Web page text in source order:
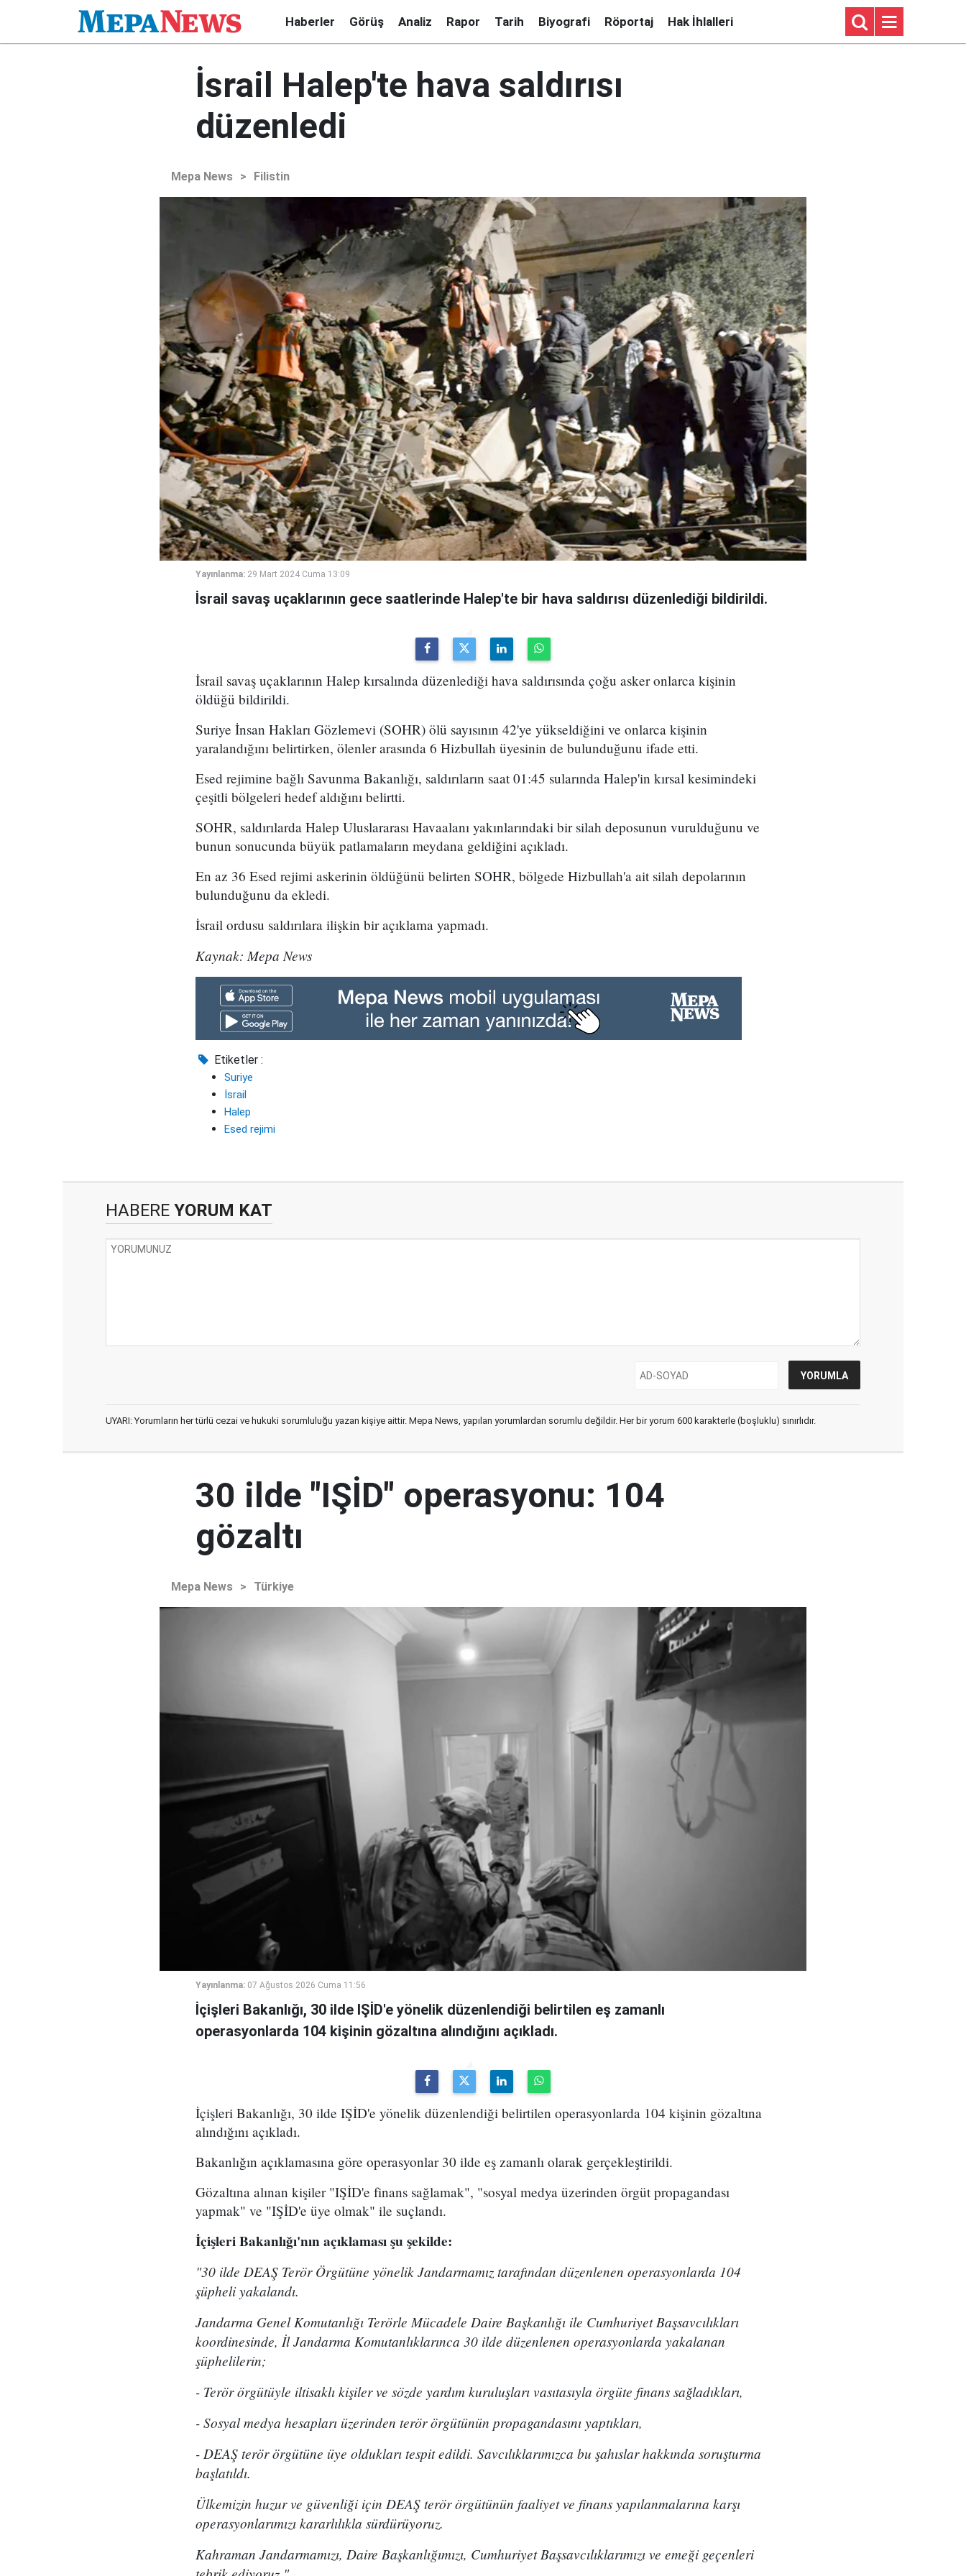
Haberler Görüş Analiz Rapor Tarih Biyografi Röportaj Hak İhlalleri
İsrail Halep'te hava saldırısı
düzenledi
Mepa News > Filistin
Yayınlanma: 29 Mart 2024 Cuma 13:09
İsrail savaş uçaklarının gece saatlerinde Halep'te bir hava saldırısı düzenlediği bildirildi.
İsrail savaş uçaklarının Halep kırsalında düzenlediği hava saldırısında çoğu asker onlarca kişinin
öldüğü bildirildi.
Suriye İnsan Hakları Gözlemevi (SOHR) ölü sayısının 42'ye yükseldiğini ve onlarca kişinin
yaralandığını belirtirken, ölenler arasında 6 Hizbullah üyesinin de bulunduğunu ifade etti.
Esed rejimine bağlı Savunma Bakanlığı, saldırıların saat 01:45 sularında Halep'in kırsal kesimindeki
çeşitli bölgeleri hedef aldığını belirtti.
SOHR, saldırılarda Halep Uluslararası Havaalanı yakınlarındaki bir silah deposunun vurulduğunu ve
bunun sonucunda büyük patlamaların meydana geldiğini açıkladı.
En az 36 Esed rejimi askerinin öldüğünü belirten SOHR, bölgede Hizbullah'a ait silah depolarının
bulunduğunu da ekledi.
İsrail ordusu saldırılara ilişkin bir açıklama yapmadı.
Kaynak: Mepa News
Etiketler :
Suriye
İsrail
Halep
Esed rejimi
HABERE YORUM KAT
UYARI: Yorumların her türlü cezai ve hukuki sorumluluğu yazan kişiye aittir. Mepa News, yapılan yorumlardan sorumlu değildir. Her bir yorum 600 karakterle (boşluklu) sınırlıdır.
30 ilde "IŞİD" operasyonu: 104
gözaltı
Mepa News > Türkiye
Yayınlanma: 07 Ağustos 2026 Cuma 11:56
İçişleri Bakanlığı, 30 ilde IŞİD'e yönelik düzenlendiği belirtilen eş zamanlı
operasyonlarda 104 kişinin gözaltına alındığını açıkladı.
İçişleri Bakanlığı, 30 ilde IŞİD'e yönelik düzenlendiği belirtilen operasyonlarda 104 kişinin gözaltına
alındığını açıkladı.
Bakanlığın açıklamasına göre operasyonlar 30 ilde eş zamanlı olarak gerçekleştirildi.
Gözaltına alınan kişiler "IŞİD'e finans sağlamak", "sosyal medya üzerinden örgüt propagandası
yapmak" ve "IŞİD'e üye olmak" ile suçlandı.
İçişleri Bakanlığı'nın açıklaması şu şekilde:
"30 ilde DEAŞ Terör Örgütüne yönelik Jandarmamız tarafından düzenlenen operasyonlarda 104
şüpheli yakalandı.
Jandarma Genel Komutanlığı Terörle Mücadele Daire Başkanlığı ile Cumhuriyet Başsavcılıkları
koordinesinde, İl Jandarma Komutanlıklarınca 30 ilde düzenlenen operasyonlarda yakalanan
şüphelilerin;
- Terör örgütüyle iltisaklı kişiler ve sözde yardım kuruluşları vasıtasıyla örgüte finans sağladıkları,
- Sosyal medya hesapları üzerinden terör örgütünün propagandasını yaptıkları,
- DEAŞ terör örgütüne üye oldukları tespit edildi. Savcılıklarımızca bu şahıslar hakkında soruşturma
başlatıldı.
Ülkemizin huzur ve güvenliği için DEAŞ terör örgütünün faaliyet ve finans yapılanmalarına karşı
operasyonlarımızı kararlılıkla sürdürüyoruz.
Kahraman Jandarmamızı, Daire Başkanlığımızı, Cumhuriyet Başsavcılıklarımızı ve emeği geçenleri